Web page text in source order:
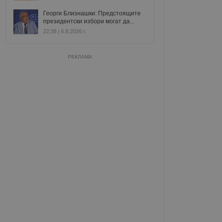
Георги Близнашки: Предстоящите
президентски избори могат да...
22:38 | 6.8.2026 г.
РЕКЛАМА